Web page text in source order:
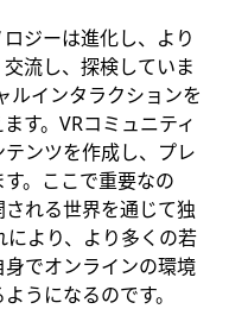
ジーは進化し、より
流し、探検していま
ルインタラクションを
す。VRコミュニティ
ンツを作成し、プレ
。ここで重要なの
れる世界を通じて独
により、より多くの若
でオンラインの環境
うになるのです。